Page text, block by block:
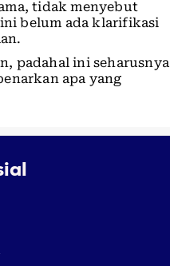
tidak menyebut
belum ada klarifikasi
padahal ini seharusnya
apa yang